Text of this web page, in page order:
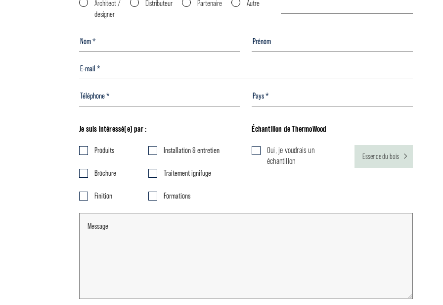
Architect /
designer
Distributeur Partenaire Autre
Je suis intéressé(e) par :
Produits Installation & entretien
Brochure Traitement ignifuge
Finition Formations
Échantillon de ThermoWood
Oui, je voudrais un
échantillon
Essence du bois